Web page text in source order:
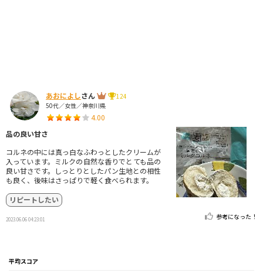
あおによしさん
124
50代／女性／神奈川県
4.00
品の良い甘さ
コルネの中には真っ白なふわっとしたクリームが
入っています。ミルクの自然な香りでとても品の
良い甘さです。しっとりとしたパン生地との相性
も良く、後味はさっぱりで軽く食べられます。
リピートしたい
2023.06.06 04:23:01 参考になった！
平均スコア